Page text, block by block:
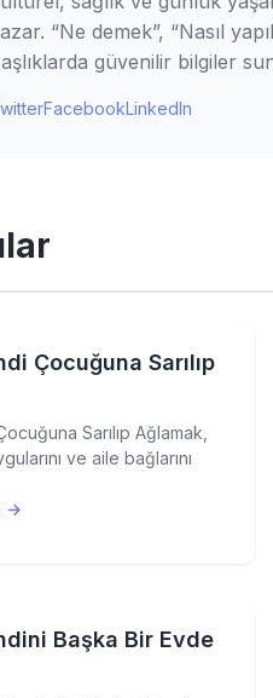
“Ne demek”, “Nasıl
güvenilir bilgiler
FacebookLinkedIn
Çocuğuna Sarılıp
Sarılıp Ağlamak,
ve aile bağlarını
→
Başka Bir Evde